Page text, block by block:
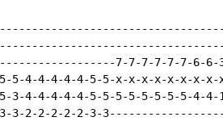
7-7-7-7-7-7-6-6-3-
5-4-4-4-4-4-5-5-x-x-x-x-x-x-x-
3-4-4-4-4-4-5-5-5-5-5-5-5-5-4-4-
3-3-2-2-2-2-2-3-